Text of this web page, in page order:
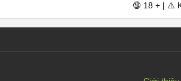
🔞 18 + | ⚠️